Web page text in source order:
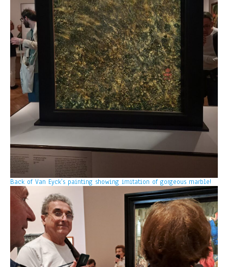
Back of Van Eyck’s painting showing imitation of gorgeous marble!